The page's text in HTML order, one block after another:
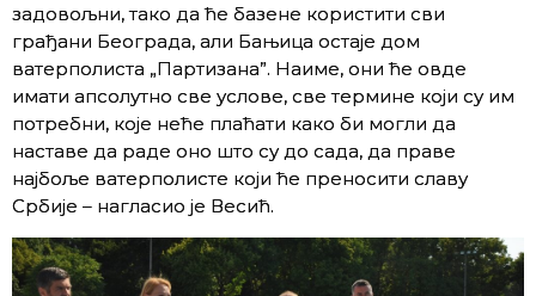
задовољни, тако да ће базене користити сви
грађани Београда, али Бањица остаје дом
ватерполиста „Партизана”. Наиме, они ће овде
имати апсолутно све услове, све термине који су им
потребни, које неће плаћати како би могли да
наставе да раде оно што су до сада, да праве
најбоље ватерполисте који ће преносити славу
Србије – нагласио је Весић.